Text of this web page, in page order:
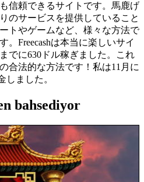
信頼できるサイトです。馬鹿げ
のサービスを提供していること
トやゲームなど、様々な方法で
。Freecashは本当に楽しいサイ
でに630ドル稼ぎました。これ
合法的な方法です！私は11月に
しました。
bahsediyor